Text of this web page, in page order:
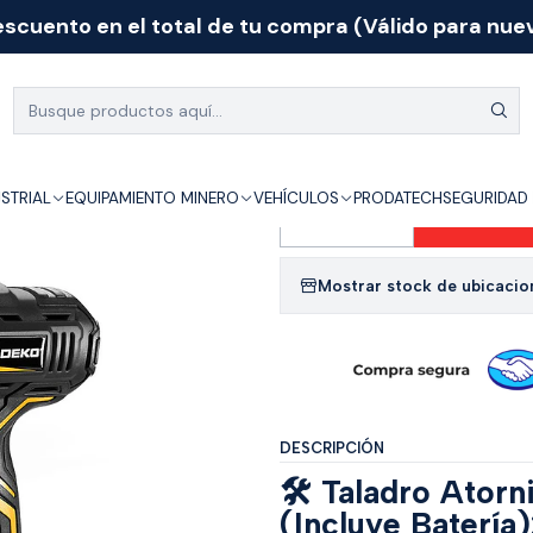
EQUIPAMIENTO MINERO VEHÍCULOS PRODATECH
en el total de tu compra (Válido para
Herramientas Deko TALADRO ATORNILLADOR INALAMBRICO
TALADRO
Cantidad
Mostrar stock de
DESCRIPCIÓN
🛠️ Taladro
(Incluye